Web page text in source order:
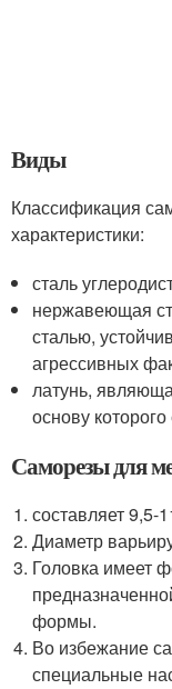
Виды
Классификация
характеристики:
сталь
нержавеющая
сталью,
агрессивных
латунь,
основу
Саморезы для
составляет 9,5-
Диаметр
Головка имеет
формы.
Во избежание
специальные